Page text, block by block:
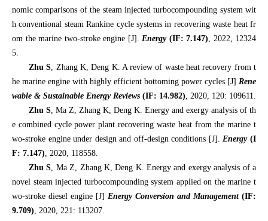
nomic comparisons of the steam injected turbocompounding system wit
h conventional steam Rankine cycle systems in recovering waste heat fr
om the marine two-stroke engine [J]. Energy (IF: 7.147) , 2022, 12324
5
Zhu S , Zhang K, Deng K. A review of waste heat recovery from t
he marine engine with highly efficient bottoming power cycles [J] Rene
wable & Sustainable Energy Reviews (IF: 14.982) , 2020, 120: 109611.
Zhu S , Ma Z, Zhang K, Deng K. Energy and exergy analysis of th
e combined cycle power plant recovering waste heat from the marine t
wo-stroke engine under design and off-design conditions [J]. Energy(I
F: 7.147) , 2020, 118558
Zhu S , Ma Z, Zhang K, Deng K. Energy and exergy analysis of a
novel steam injected turbocompounding system applied on the marine t
wo-stroke diesel engine [J] Energy Conversion and Management (IF:
9.709) , 2020, 221: 113207.